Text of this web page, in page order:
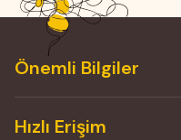
Önemli Bilgiler
Hızlı Erişim